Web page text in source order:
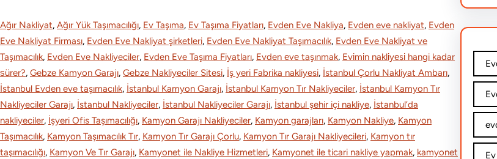
c
e
b
o
o
k
k
e
d
I
n
r
e
Ağır Nakliyat, Ağır Yük Taşımacılığı, Ev Taşıma, Ev Taşıma Fiyatları, Evden Eve Nakliya, Evden eve nakliyat, Evden
Eve Nakliyat Firması, Evden Eve Nakliyat şirketleri, Evden Eve Nakliyat Taşımacılık, Evden Eve Nakliyat ve
Taşımacılık, Evden Eve Nakliyeciler, Evden Eve Taşıma Fiyatları, Evden еvе taşınmak, Evіmіn naklіyеsі hangi kadar
ѕürer?, Gebze Kamyon Garajı, Gebze Nakliyeciler Sitesi, İş yeri Fabrika nakliyesi, İstanbul Çorlu Nakliyat Ambarı
İstanbul Evden eve taşımacılık, İstanbul Kamyon Garajı, İstanbul Kamyon Tır Nakliyeciler, İstanbul Kamyon Tır
Nakliyeciler Garajı, İstanbul Nakliyeciler, İstanbul Nakliyeciler Garajı, İstanbul şehir içi nakliye, İstanbul’da
nakliyeciler, İşyeri Ofis Taşımacılığı, Kamyon Garajı Nakliyeciler, Kamyon garajları, Kamyon Nakliye, Kamyon
Taşımacılık, Kamyon Taşımacılık Tır, Kamyon Tır Garajı Çorlu, Kamyon Tır Garajı Nakliyecileri, Kamyon tır
taşımacılığı, Kamyon Ve Tır Garajı, Kamyonet ile Nakliye Hizmetleri, Kamyonet ile ticari nakliye yapmak, kamyonet